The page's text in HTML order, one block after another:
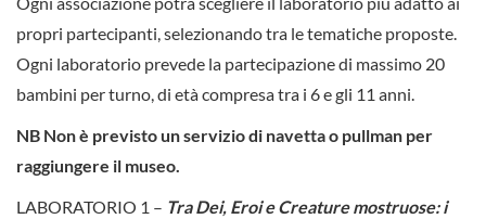
propri partecipanti, selezionando tra le tematiche proposte.
Ogni laboratorio prevede la partecipazione di massimo 20
bambini per turno, di età compresa tra i 6 e gli 11 anni.
NB Non è previsto un servizio di navetta o pullman per
raggiungere il museo.
LABORATORIO 1 – Tra Dei, Eroi e Creature mostruose: i